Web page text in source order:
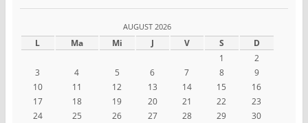
AUGUST 2026
L Ma Mi J V S D
1
2
3
4 5 6 7 8
9
10
11 12 13 14 15
16
17
18 19 20 21 22
23
24
25 26 27 28 29
30